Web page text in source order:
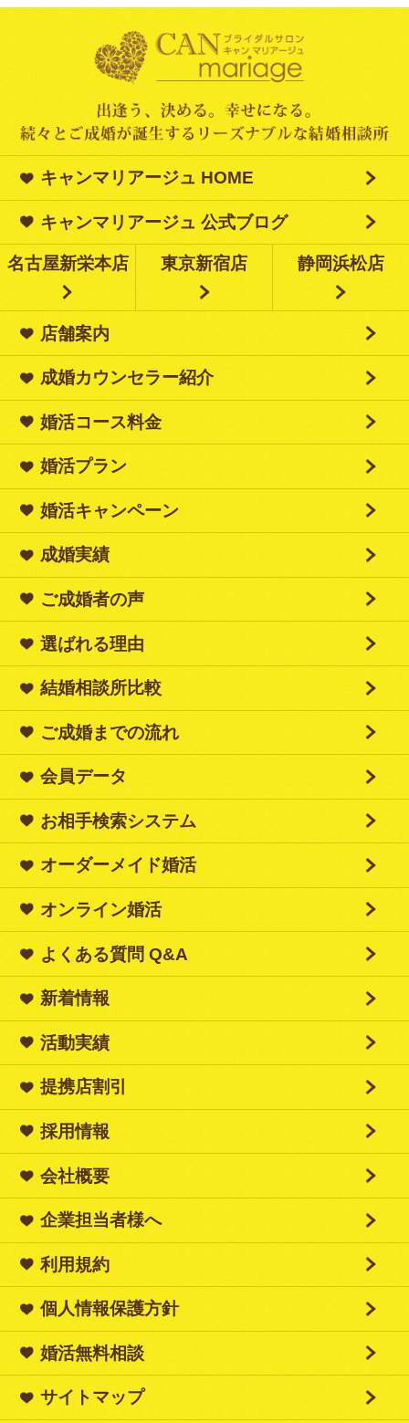
キャンマリアージュ HOME
キャンマリアージュ 公式ブログ
名古屋新栄本店 東京新宿店 静岡浜松店
店舗案内
成婚カウンセラー紹介
婚活コース料金
婚活プラン
婚活キャンペーン
成婚実績
ご成婚者の声
選ばれる理由
結婚相談所比較
ご成婚までの流れ
会員データ
お相手検索システム
オーダーメイド婚活
オンライン婚活
よくある質問 Q&A
新着情報
活動実績
提携店割引
採用情報
会社概要
企業担当者様へ
利用規約
個人情報保護方針
婚活無料相談
サイトマップ